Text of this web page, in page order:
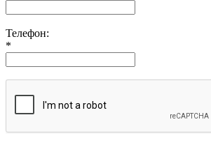
Телефон:
*